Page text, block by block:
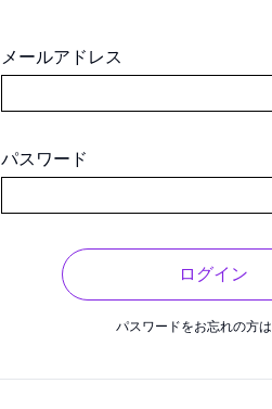
メールアドレス
パスワード
ログイン
パスワードをお忘れの方は